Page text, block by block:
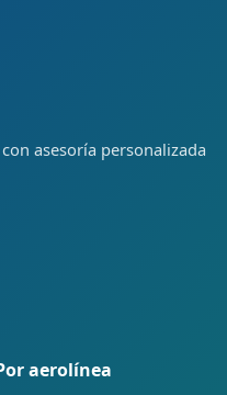
asesoría personalizada
aerolínea